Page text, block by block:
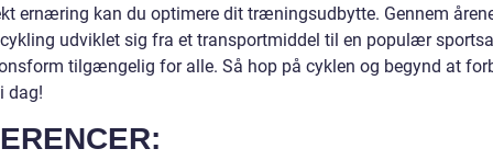
ernæring kan du optimere dit træningsudbytte. Gennem
udviklet sig fra et transportmiddel til en populær
tilgængelig for alle. Så hop på cyklen og begynd at
dag!